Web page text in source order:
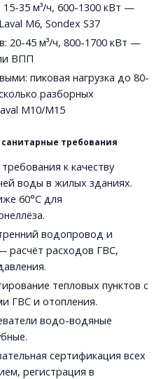
35 м³/ч, 600-1300 кВт —
M6, Sondex S37
20-45 м³/ч, 800-1700 кВт —
ВПП
пиковая нагрузка до 80-
разборных
M10/M15
требования
к качеству
воды в жилых зданиях.
60°C для
водопровод и
расчёт расходов ГВС,
тепловых пунктов с
ГВС и отопления.
водо-водяные
сертификация всех
регистрация в